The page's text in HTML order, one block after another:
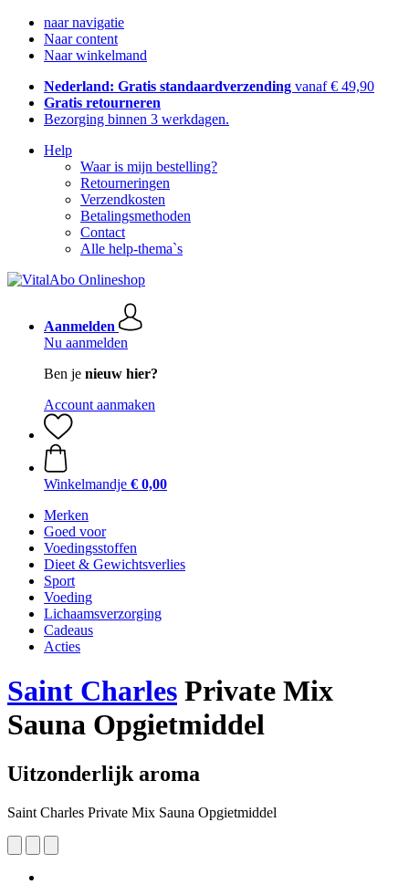
naar navigatie
Naar content
Naar winkelmand
Nederland: Gratis standaardverzending vanaf € 49,90
Gratis retourneren
Bezorging binnen 3 werkdagen.
Help
Waar is mijn bestelling?
Retourneringen
Verzendkosten
Betalingsmethoden
Contact
Alle help-thema`s
Aanmelden
Nu aanmelden
Ben je nieuw hier?
Account aanmaken
Winkelmandje € 0,00
Merken
Goed voor
Voedingsstoffen
Dieet & Gewichtsverlies
Sport
Voeding
Lichaamsverzorging
Cadeaus
Acties
Saint Charles Private Mix
Sauna Opgietmiddel
Uitzonderlijk aroma
Saint Charles Private Mix Sauna Opgietmiddel